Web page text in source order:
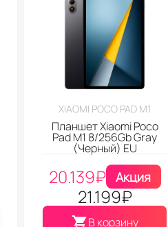
XIAOMI POCO PAD M1
Планшет Xiaomi Poco
Pad M1 8/256Gb Gray
(Черный) EU
20.139₽ Акция
21.199₽
В корзину